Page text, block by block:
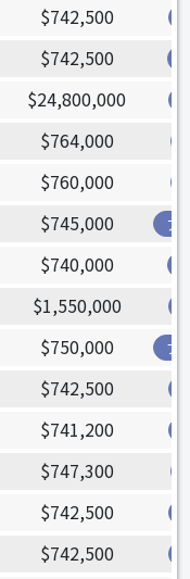
$742,500
$742,500
$24,800,000
$764,000
$760,000
$745,000 ア
$740,000
$1,550,000
$750,000 ブ
$742,500
$741,200
$747,300
$742,500
$742,500